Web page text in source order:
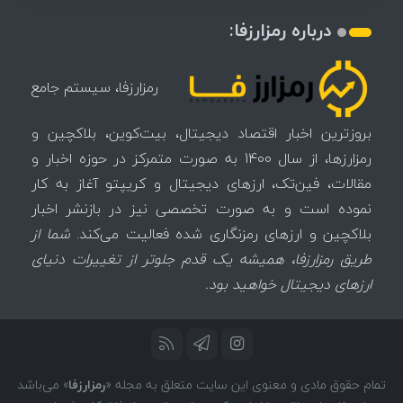
درباره رمزارزفا:
رمزارزفا، سیستم جامع
بروزترین اخبار اقتصاد دیجیتال، بیت‌کوین، بلاکچین و
رمزارزها، از سال 1400 به صورت متمرکز در حوزه اخبار و
مقالات، فین‌تک، ارزهای‌ دیجیتال و کریپتو آغاز به کار
نموده است و به صورت تخصصی نیز در بازنشر اخبار
بلاکچین و ارزهای رمزنگاری شده فعالیت می‌کند.شما از
طریق رمزارزفا، همیشه یک قدم جلوتر از تغییرات دنیای
ارزهای دیجیتال خواهید بود.
تمام حقوق مادی و معنوی این سایت متعلق به مجله «رمزارزفا» می‌باشد